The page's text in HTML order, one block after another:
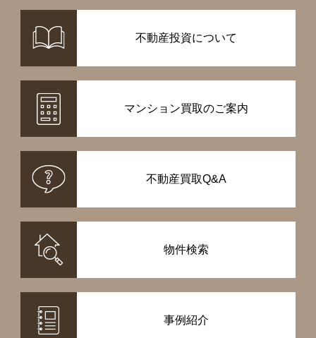
不動産投資について
マンション買取のご案内
不動産買取Q&A
物件検索
事例紹介